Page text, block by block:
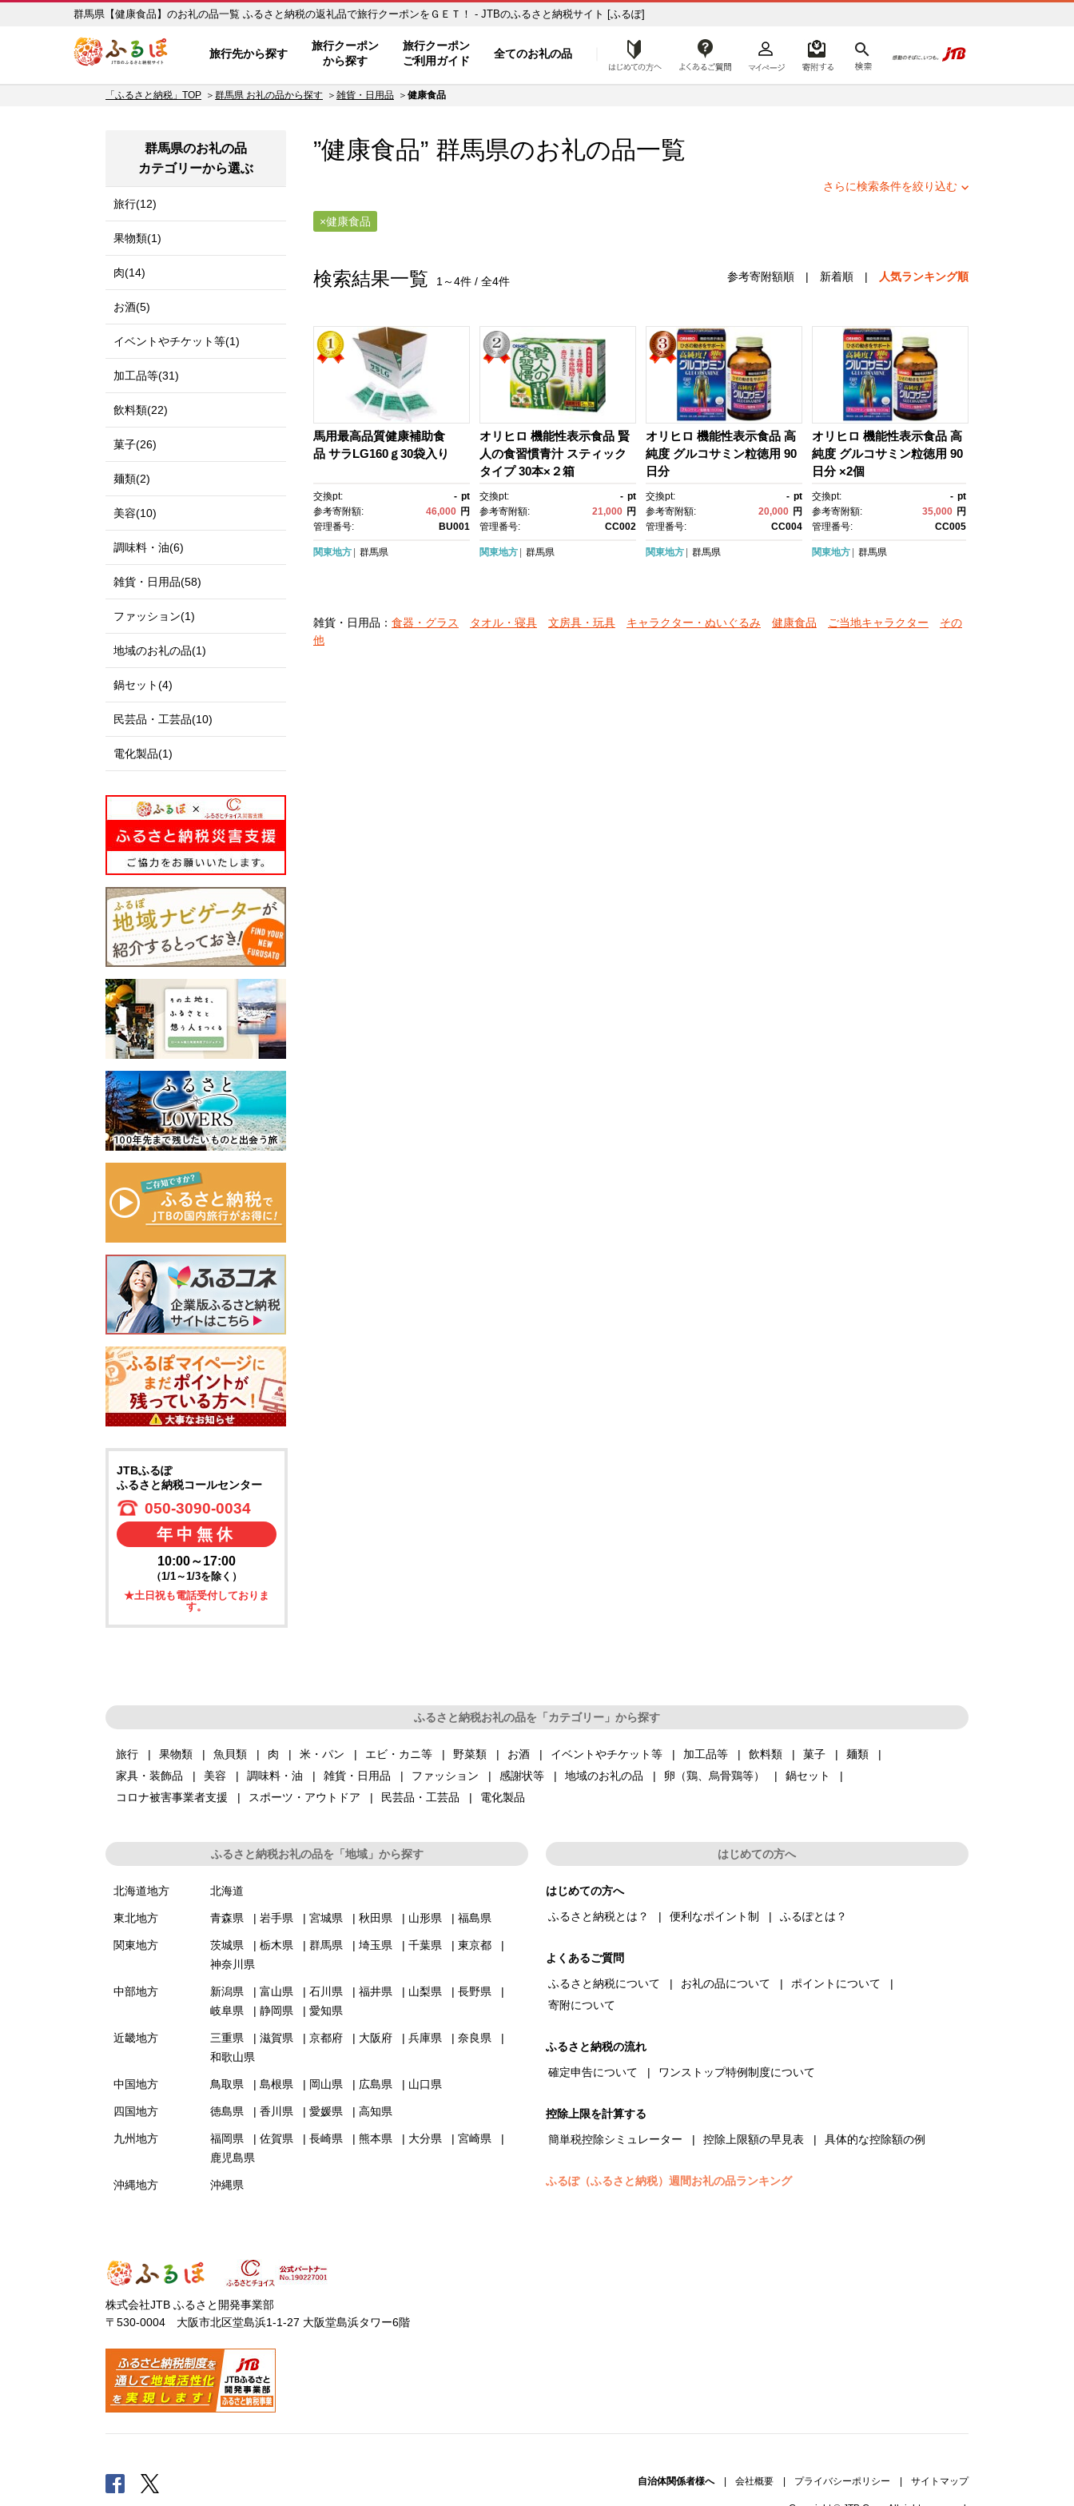
群馬県【健康食品】のお礼の品一覧 ふるさと納税の返礼品で旅行クーポンをＧＥＴ！ - JTBのふるさと納税サイト [ふるぽ]
旅行先から探す
旅行クーポン
から探す
旅行クーポン
ご利用ガイド
全てのお礼の品 はじめての方へ
「ふるさと納税」TOP 群馬県 お礼の品から探す 雑貨・日用品 健康食品
”健康食品” 群馬県のお礼の品一覧
さらに検索条件を絞り込む
健康食品
検索結果一覧 1～4件 / 全4件 参考寄附額順 | 新着順 | 人気ランキング順
馬用最高品質健康補助食
品 サラLG160ｇ30袋入り
交換pt: - pt
参考寄附額:
46,000 円
管理番号:
BU001
関東地方 群馬県
オリヒロ 機能性表示食品 賢
人の食習慣青汁 スティック
タイプ 30本×２箱
交換pt: - pt
参考寄附額:
21,000 円
管理番号:
CC002
関東地方 群馬県
オリヒロ 機能性表示食品 高
純度 グルコサミン粒徳用 90
日分
交換pt: - pt
参考寄附額:
20,000 円
管理番号:
CC004
関東地方 群馬県
オリヒロ 機能性表示食品 高
純度 グルコサミン粒徳用 90
日分 ×2個
交換pt: - pt
参考寄附額:
35,000 円
管理番号:
CC005
関東地方 群馬県
雑貨・日用品： 食器・グラス タオル・寝具 文房具・玩具 キャラクター・ぬいぐるみ 健康食品 ご当地キャラクター
その
他
群馬県のお礼の品
カテゴリーから選ぶ
旅行(12)
果物類(1)
肉(14)
お酒(5)
イベントやチケット等(1)
加工品等(31)
飲料類(22)
菓子(26)
麺類(2)
美容(10)
調味料・油(6)
雑貨・日用品(58)
ファッション(1)
地域のお礼の品(1)
鍋セット(4)
民芸品・工芸品(10)
電化製品(1)
JTBふるぽ
ふるさと納税コールセンター
050-3090-0034
年中無休
10:00～17:00
（1/1～1/3を除く）
★土日祝も電話受付しておりま
す。
ふるさと納税お礼の品を「カテゴリー」から探す
旅行 果物類 魚貝類 肉 米・パン エビ・カニ等 野菜類 お酒 イベントやチケット等 加工品等 飲料類 菓子
麺類
家具・装飾品
美容 調味料・油 雑貨・日用品 ファッション 感謝状等 地域のお礼の品 卵（鶏、烏骨鶏等）
鍋セット
コロナ被害事業者支援
スポーツ・アウトドア 民芸品・工芸品 電化製品
ふるさと納税お礼の品を「地域」から探す
北海道地方 北海道
東北地方 青森県 岩手県 宮城県 秋田県 山形県 福島県
関東地方 茨城県 栃木県 群馬県 埼玉県 千葉県
東京都
神奈川県
中部地方 新潟県 富山県 石川県 福井県 山梨県
長野県
岐阜県
静岡県 愛知県
近畿地方 三重県 滋賀県 京都府 大阪府 兵庫県
奈良県
和歌山県
中国地方 鳥取県 島根県 岡山県 広島県 山口県
四国地方 徳島県 香川県 愛媛県 高知県
九州地方 福岡県 佐賀県 長崎県 熊本県 大分県
宮崎県
鹿児島県
沖縄地方 沖縄県
はじめての方へ
はじめての方へ
ふるさと納税とは？
便利なポイント制 ふるぽとは？
よくあるご質問
ふるさと納税について
お礼の品について
ポイントについて
寄附について
ふるさと納税の流れ
確定申告について
ワンストップ特例制度について
控除上限を計算する
簡単税控除シミュレーター
控除上限額の早見表 具体的な控除額の例
ふるぽ（ふるさと納税）週間お礼の品ランキング
株式会社JTB ふるさと開発事業部
〒530-0004 大阪市北区堂島浜1-1-27 大阪堂島浜タワー6階
Facebook 自治体関係者様へ| 会社概要 プライバシーポリシー サイトマップ